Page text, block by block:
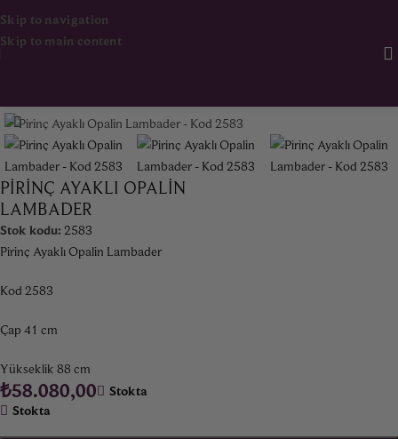
Skip to navigation
Skip to main content
PIRINÇ AYAKLI OPALIN
LAMBADER
Stok kodu: 2583
Pirinç Ayaklı Opalin Lambader
Kod 2583
Çap 41 cm
Yükseklik 88 cm
₺58.080,00
Stokta
Stokta